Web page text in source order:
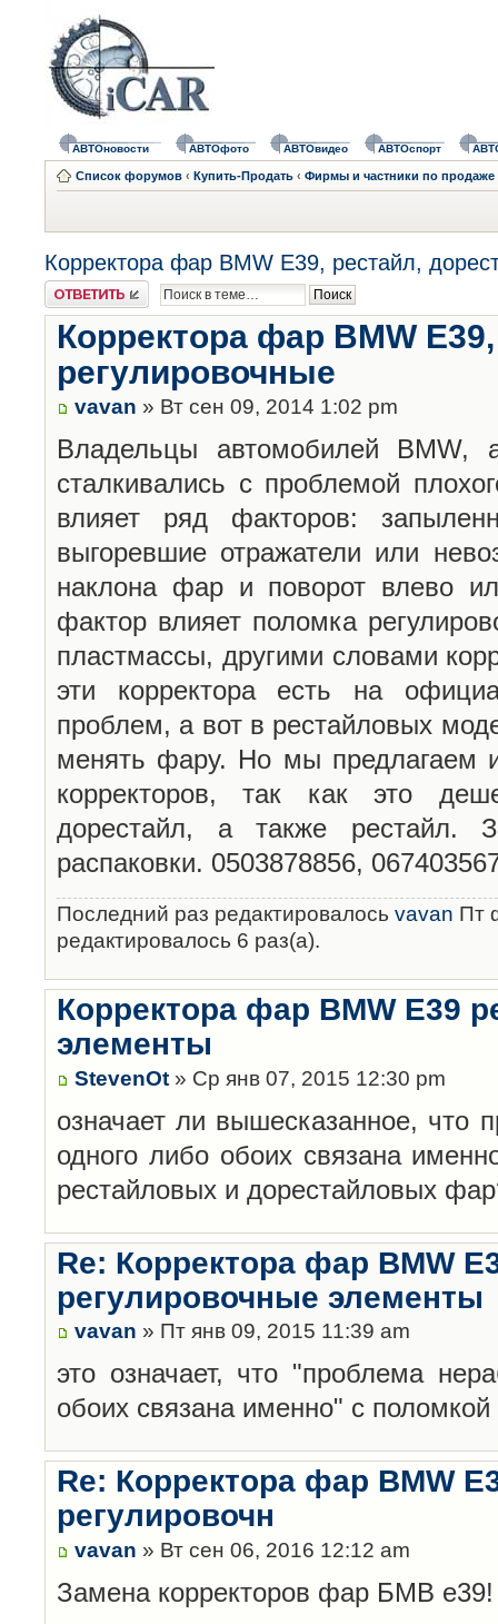
АВТОновости АВТОфото АВТОвидео АВТОспорт
Список форумов ‹ Купить-Продать ‹ Фирмы и частники по продаже
Корректора фар BMW E39, рестайл,
Ответить
Корректора фар BMW
регулировочные
vavan » Вт сен 09, 2014 1:02 pm
Владельцы автомобилей BMW,
сталкивались с проблемой
влияет ряд факторов:
выгоревшие отражатели или
наклона фар и поворот влево
фактор влияет поломка
пластмассы, другими словами
эти корректора есть на
проблем, а вот в рестайловых
менять фару. Но мы предлагаем
корректоров, так как это
дорестайл, а также рестайл.
распаковки. 0503878856,
Последний раз редактировалось vavan Пт
редактировалось 6 раз(а).
Корректора фар BMW E39
элементы
StevenOt » Ср янв 07, 2015 12:30 pm
означает ли вышесказанное, что
одного либо обоих связана
рестайловых и дорестайловых
Re: Корректора фар BMW
регулировочные элементы
vavan » Пт янв 09, 2015 11:39 am
это означает, что "проблема
обоих связана именно" с
Re: Корректора фар BMW
регулировочн
vavan » Вт сен 06, 2016 12:12 am
Замена корректоров фар БМВ е39!